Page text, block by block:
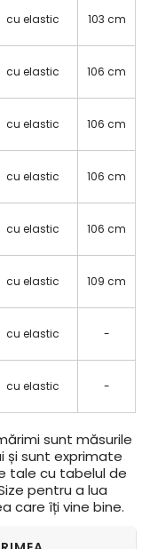
cu elastic 103 cm
cu elastic 106 cm
cu elastic 106 cm
cu elastic 106 cm
cu elastic 106 cm
cu elastic 109 cm
cu elastic -
cu elastic -
sunt măsurile
și sunt exprimate
tale cu tabelul de
pentru a lua
care îți vine bine.